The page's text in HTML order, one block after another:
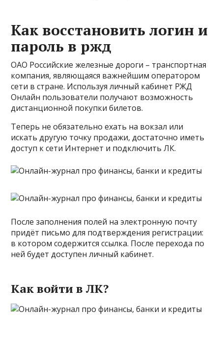
Как восстановить логин и
пароль в ржд
ОАО Российские железные дороги – транспортная
компания, являющаяся важнейшим оператором
сети в стране. Используя личный кабинет РЖД
Онлайн пользователи получают возможность
дистанционной покупки билетов.
Теперь не обязательно ехать на вокзал или
искать другую точку продажи, достаточно иметь
доступ к сети Интернет и подключить ЛК.
После заполнения полей на электронную почту
придёт письмо для подтверждения регистрации:
в котором содержится ссылка. После перехода по
ней будет доступен личный кабинет.
Как войти в ЛК?